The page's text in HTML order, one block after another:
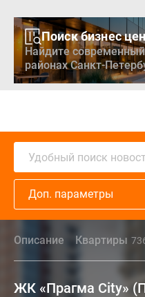
Поиск бизнес
Найдите
районах Санкт-
Удобный поиск
Доп. параметры
Описание Квартиры
ЖК «Прагма City»